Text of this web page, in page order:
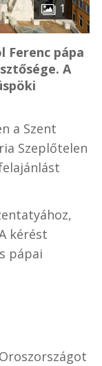
1
Ferenc pápa
A
a Szent
Szeplőtelen
kérést
pápai